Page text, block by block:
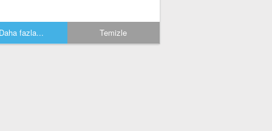
Daha fazla... Temizle